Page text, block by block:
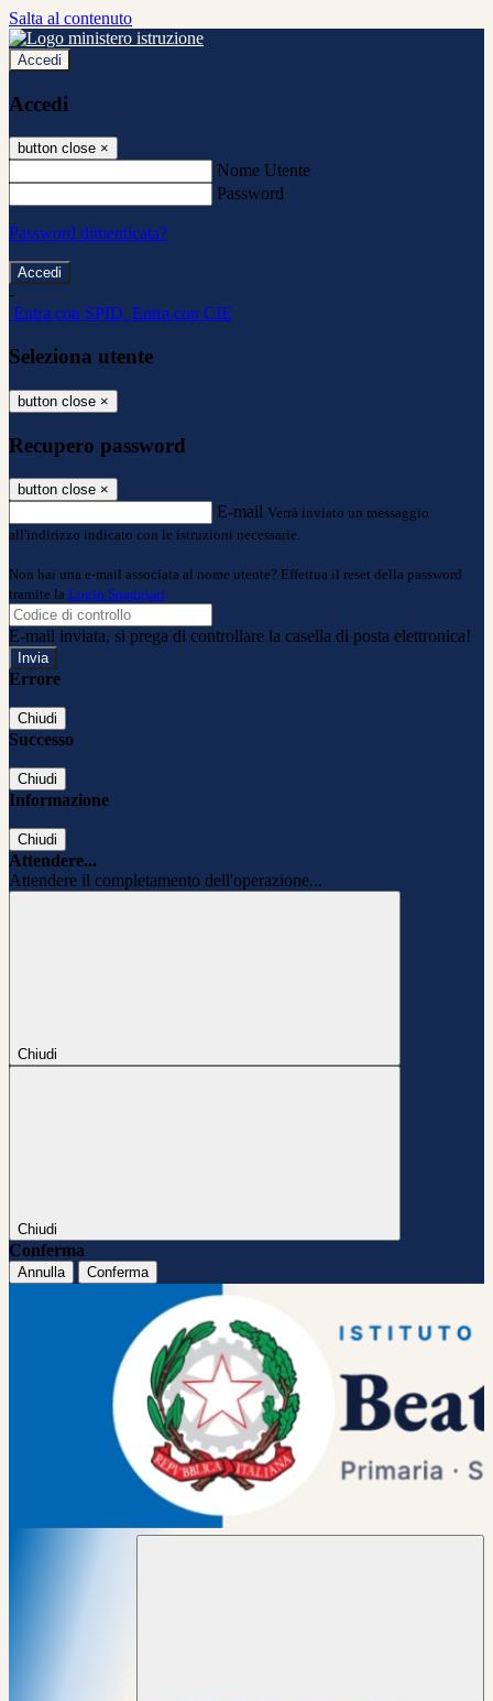
Salta al contenuto
Accedi
Accedi
button close ×
Nome Utente
Password
Password dimenticata?
-
Entra con SPID Entra con CIE
Seleziona utente
button close ×
Recupero password
button close ×
E-mail Verrà inviato un messaggio
all'indirizzo indicato con le istruzioni necessarie.
Non hai una e-mail associata al nome utente? Effettua il reset della password
tramite la Login Spaggiari
E-mail inviata, si prega di controllare la casella di posta elettronica!
Errore
Chiudi
Successo
Chiudi
Informazione
Chiudi
Attendere...
Attendere il completamento dell'operazione...
Chiudi
Chiudi
Conferma
Annulla Conferma